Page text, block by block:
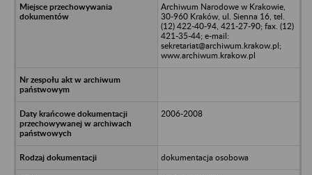
Archiwum Narodowe w Krakowie,
30-960 Kraków, ul. Sienna 16, tel.
(12) 422-40-94, 421-27-90; fax. (12)
421-35-44; e-mail:
sekretariat@archiwum.krakow.pl;
www.archiwum.krakow.pl
2006-2008
dokumentacja osobowa